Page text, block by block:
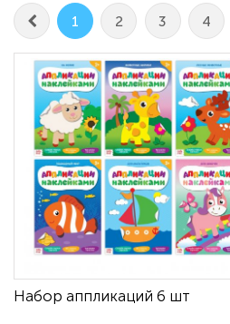
1 2 3 4
Набор аппликаций 6 шт